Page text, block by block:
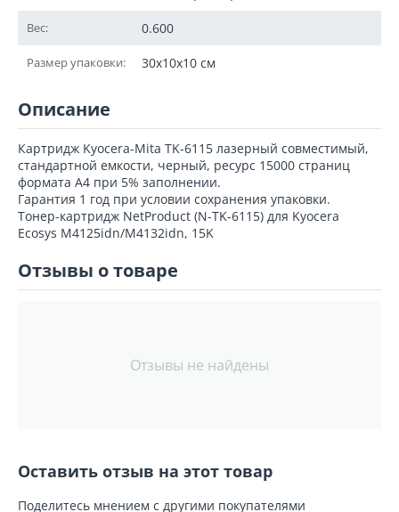
Вес: 0.600
Размер упаковки: 30x10x10 см
Описание
Картридж Kyocera-Mita TK-6115 лазерный совместимый,
стандартной емкости, черный, ресурс 15000 страниц
формата А4 при 5% заполнении.
Гарантия 1 год при условии сохранения упаковки.
Тонер-картридж NetProduct (N-TK-6115) для Kyocera
Ecosys M4125idn/M4132idn, 15K
Отзывы о товаре
Отзывы не найдены
Оставить отзыв на этот товар
Поделитесь мнением с другими покупателями